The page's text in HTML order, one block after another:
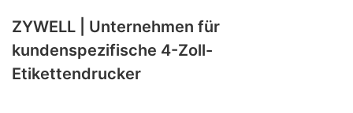
ZYWELL | Unternehmen für
kundenspezifische 4-Zoll-
Etikettendrucker